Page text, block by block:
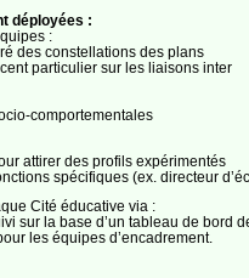
déployées :
:
des constellations des plans
particulier sur les liaisons inter
comportementales
attirer des profils expérimentés
spécifiques (ex. directeur
Cité éducative via :
sur la base d’un tableau de bord
les équipes d’encadrement.